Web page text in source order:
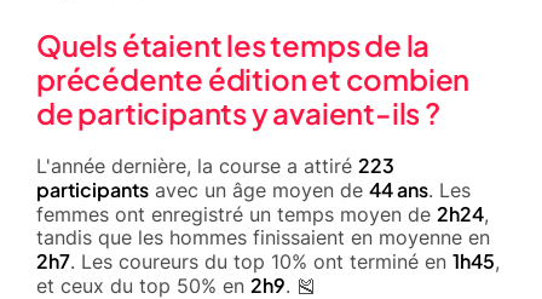
Quels étaient les temps de la
précédente édition et combien
de participants y avaient-ils ?
L'année dernière, la course a attiré 223
participants avec un âge moyen de 44 ans. Les
femmes ont enregistré un temps moyen de 2h24,
tandis que les hommes finissaient en moyenne en
2h7. Les coureurs du top 10% ont terminé en 1h45,
et ceux du top 50% en 2h9. 🎽